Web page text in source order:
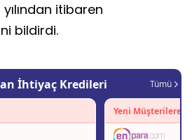
itibaren
bildirdi.